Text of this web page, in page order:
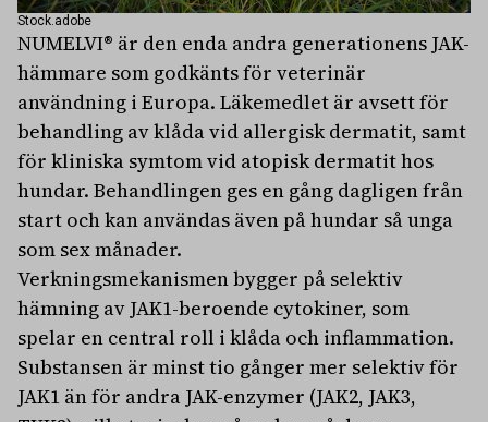
Stock.adobe
NUMELVI® är den enda andra generationens JAK-
hämmare som godkänts för veterinär
användning i Europa. Läkemedlet är avsett för
behandling av klåda vid allergisk dermatit, samt
för kliniska symtom vid atopisk dermatit hos
hundar. Behandlingen ges en gång dagligen från
start och kan användas även på hundar så unga
som sex månader.
Verkningsmekanismen bygger på selektiv
hämning av JAK1-beroende cytokiner, som
spelar en central roll i klåda och inflammation.
Substansen är minst tio gånger mer selektiv för
JAK1 än för andra JAK-enzymer (JAK2, JAK3,